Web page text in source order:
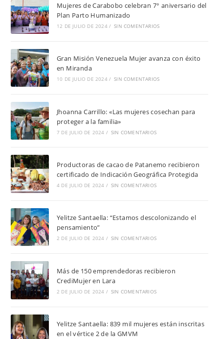
Mujeres de Carabobo celebran 7° aniversario del
Plan Parto Humanizado
12 DE JULIO DE 2024 / SIN COMENTARIOS
Gran Misión Venezuela Mujer avanza con éxito
en Miranda
10 DE JULIO DE 2024 / SIN COMENTARIOS
Jhoanna Carrillo: «Las mujeres cosechan para
proteger a la familia»
7 DE JULIO DE 2024 / SIN COMENTARIOS
Productoras de cacao de Patanemo recibieron
certificado de Indicación Geográfica Protegida
4 DE JULIO DE 2024 / SIN COMENTARIOS
Yelitze Santaella: “Estamos descolonizando el
pensamiento”
2 DE JULIO DE 2024 / SIN COMENTARIOS
Más de 150 emprendedoras recibieron
CrediMujer en Lara
2 DE JULIO DE 2024 / SIN COMENTARIOS
Yelitze Santaella: 839 mil mujeres están inscritas
en el vértice 2 de la GMVM